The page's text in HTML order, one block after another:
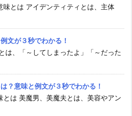
味とは アイデンティティとは、主体
文が３秒でわかる！
は、「～してしまったよ」「～だった
？意味と例文が３秒でわかる！
とは 美魔男、美魔夫とは、美容やアン